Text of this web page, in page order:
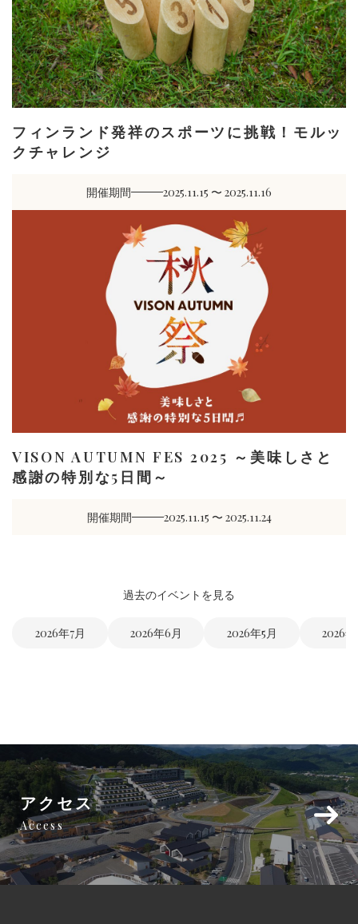
フィンランド発祥のスポーツに挑戦！モルッ
クチャレンジ
開催期間 2025.11.15 〜 2025.11.16
VISON AUTUMN FES 2025 ～美味しさと
感謝の特別な5日間～
開催期間 2025.11.15 〜 2025.11.24
過去のイベントを見る
2026年7月 2026年6月 2026年5月 2026
アクセス
Access